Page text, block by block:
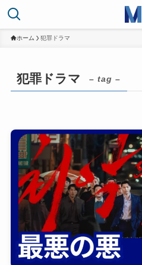
ホーム 犯罪ドラマ
犯罪ドラマ – tag –